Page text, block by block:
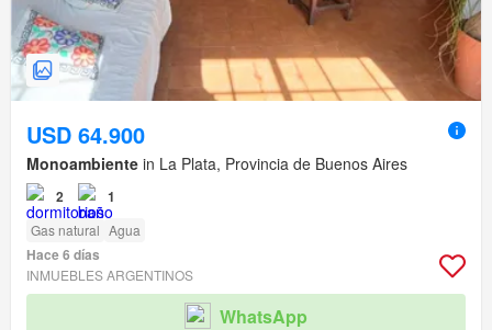
USD 64.900
Monoambiente in La Plata, Provincia de Buenos Aires
2 1
Gas natural Agua
Hace 6 días
INMUEBLES ARGENTINOS
WhatsApp